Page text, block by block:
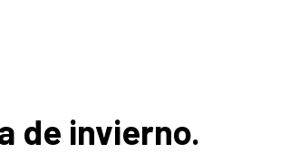
de invierno.